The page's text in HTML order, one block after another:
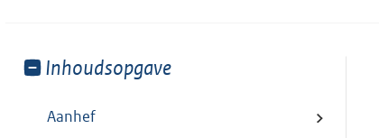
Toon
van:
Inhoudsopgave
Aanhef